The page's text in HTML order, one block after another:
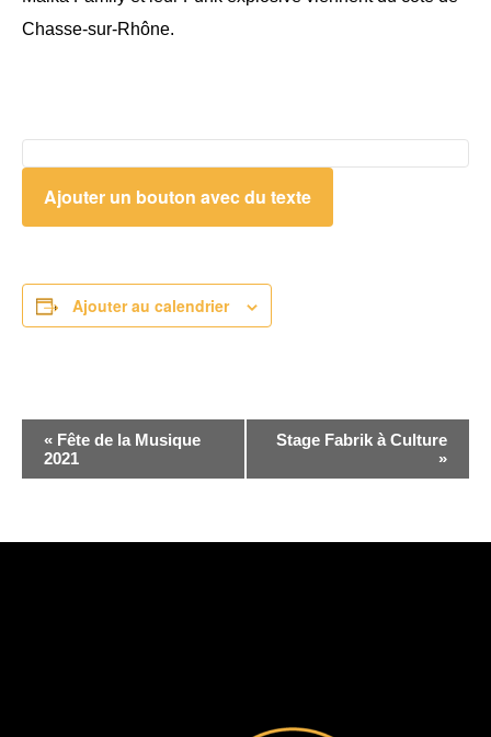
Chasse-sur-Rhône.
Ajouter un bouton avec du texte
Ajouter au calendrier
NAVIGATION
ÉVÈNEMENT
« Fête de la Musique
2021
Stage Fabrik à Culture
»